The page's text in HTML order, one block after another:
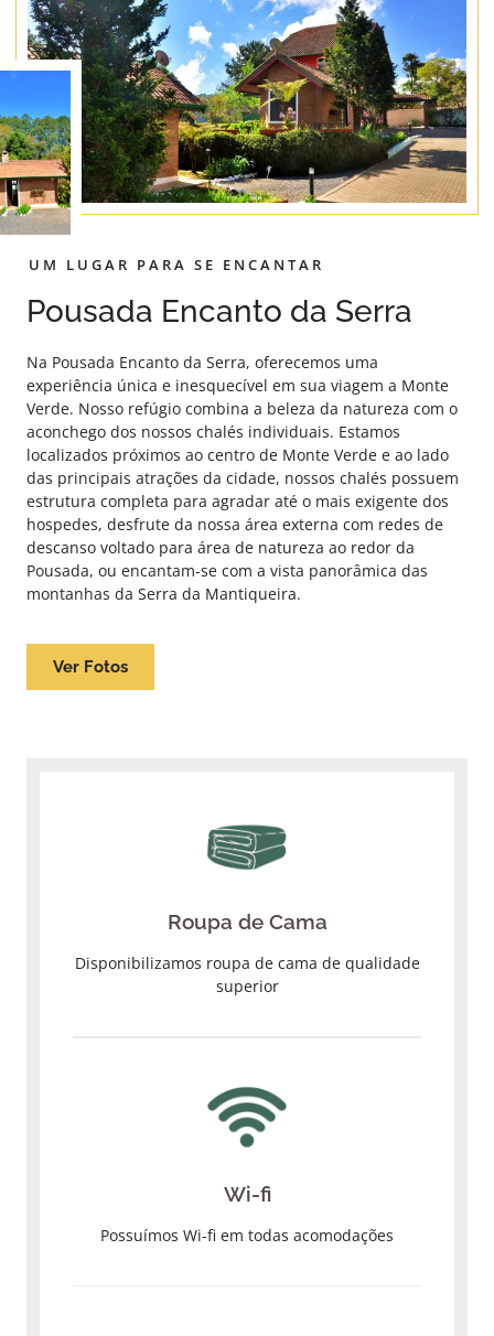
UM LUGAR PARA SE ENCANTAR
Pousada Encanto da Serra
Na Pousada Encanto da Serra, oferecemos uma
experiência única e inesquecível em sua viagem a Monte
Verde. Nosso refúgio combina a beleza da natureza com o
aconchego dos nossos chalés individuais. Estamos
localizados próximos ao centro de Monte Verde e ao lado
das principais atrações da cidade, nossos chalés possuem
estrutura completa para agradar até o mais exigente dos
hospedes, desfrute da nossa área externa com redes de
descanso voltado para área de natureza ao redor da
Pousada, ou encantam-se com a vista panorâmica das
montanhas da Serra da Mantiqueira.
Ver Fotos
Roupa de Cama
Disponibilizamos roupa de cama de qualidade
superior
Wi-fi
Possuímos Wi-fi em todas acomodações